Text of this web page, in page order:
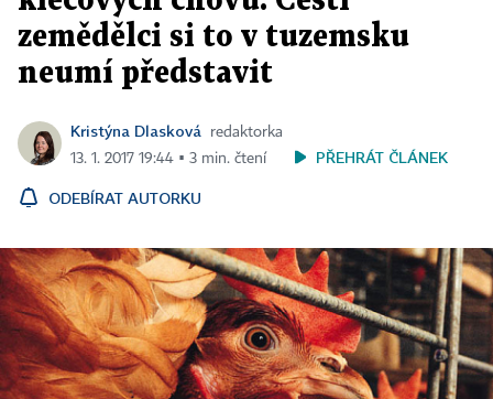
zemědělci si to v tuzemsku
neumí představit
Kristýna Dlasková
redaktorka
13. 1. 2017 19:44 ▪ 3 min. čtení
PŘEHRÁT ČLÁNEK
ODEBÍRAT AUTORKU